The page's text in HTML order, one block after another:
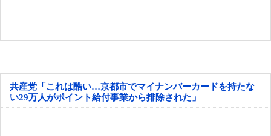
共産党「これは酷い…京都市でマイナンバーカードを持たな
い29万人がポイント給付事業から排除された」